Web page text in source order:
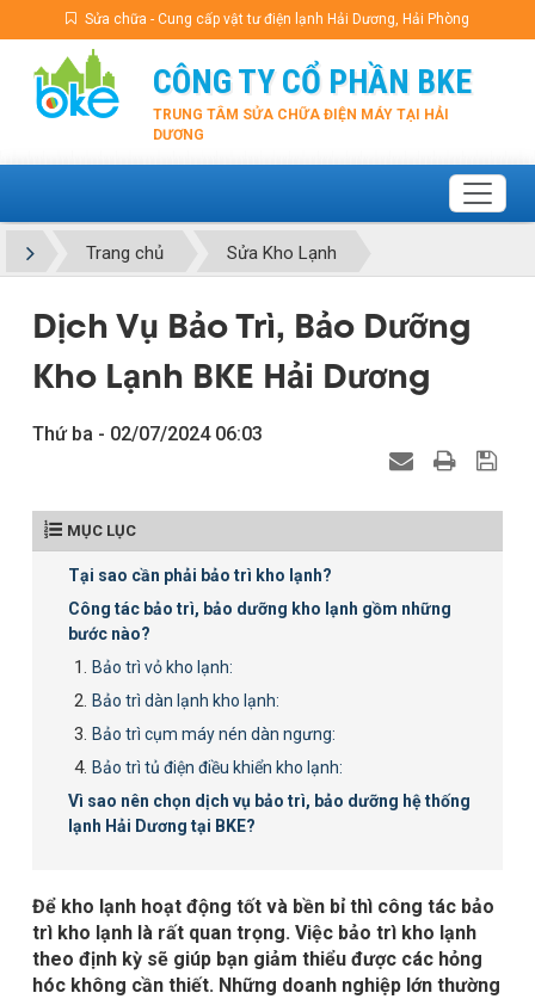
Sửa chữa - Cung cấp vật tư điện lạnh Hải Dương, Hải Phòng
CÔNG TY CỔ PHẦN BKE
TRUNG TÂM SỬA CHỮA ĐIỆN MÁY TẠI HẢI
DƯƠNG
Trang chủ Sửa Kho Lạnh
Dịch Vụ Bảo Trì, Bảo Dưỡng
Kho Lạnh BKE Hải Dương
Thứ ba - 02/07/2024 06:03
MỤC LỤC
Tại sao cần phải bảo trì kho lạnh?
Công tác bảo trì, bảo dưỡng kho lạnh gồm những
bước nào?
Bảo trì vỏ kho lạnh:
Bảo trì dàn lạnh kho lạnh:
Bảo trì cụm máy nén dàn ngưng:
Bảo trì tủ điện điều khiển kho lạnh:
Vì sao nên chọn dịch vụ bảo trì, bảo dưỡng hệ thống
lạnh Hải Dương tại BKE?
Để kho lạnh hoạt động tốt và bền bỉ thì công tác bảo
trì kho lạnh là rất quan trọng. Việc bảo trì kho lạnh
theo định kỳ sẽ giúp bạn giảm thiểu được các hỏng
hóc không cần thiết. Những doanh nghiệp lớn thường